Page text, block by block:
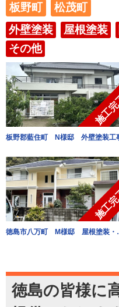
板野町
松茂町
外壁塗装
屋根塗装
その他
Warning: Undefined
$post in
/home/kaitaiweb2/
content/themes/
Warning: Attempt to read
property "ID" on null in
/home/kaitaiweb2/
content/themes/
施工
板野郡藍住町 N様邸 外壁塗装工
Warning: Undefined
$post in
/home/kaitaiweb2/
content/themes/
Warning
: Attempt to read
property "ID" on null in
施工
徳島市
徳島の皆様に